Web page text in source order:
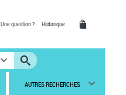
Une question ? Historique
AUTRES RECHERCHES